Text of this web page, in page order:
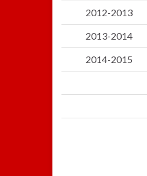
2012-2013
2013-2014
2014-2015